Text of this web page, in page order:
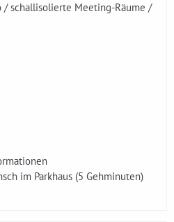
/ schallisolierte Meeting-Räume /
im Parkhaus (5 Gehminuten)